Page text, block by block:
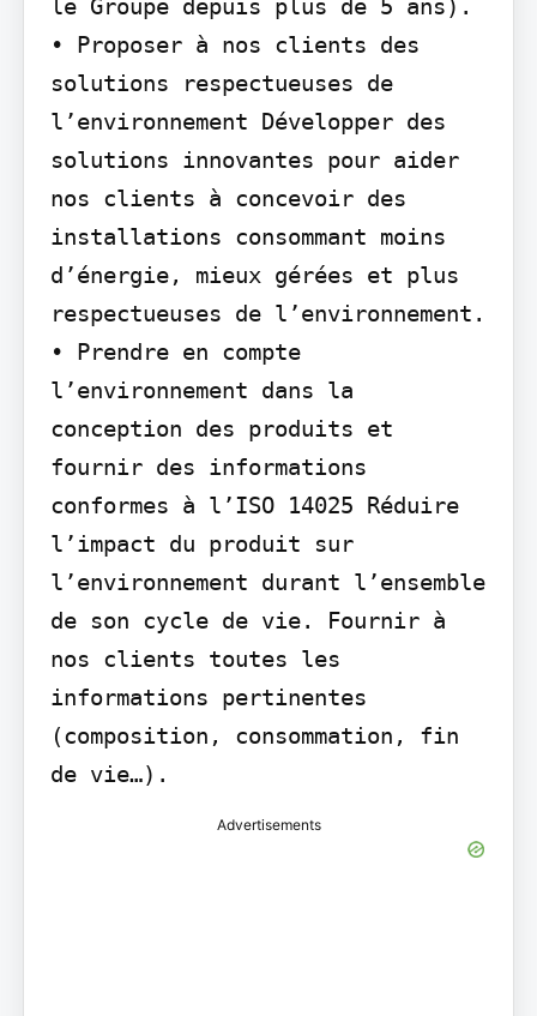
le Groupe depuis plus de 5 ans).
• Proposer à nos clients des
solutions respectueuses de
l’environnement Développer des
solutions innovantes pour aider
nos clients à concevoir des
installations consommant moins
d’énergie, mieux gérées et plus
respectueuses de l’environnement.
• Prendre en compte
l’environnement dans la
conception des produits et
fournir des informations
conformes à l’ISO 14025 Réduire
l’impact du produit sur
l’environnement durant l’ensemble
de son cycle de vie. Fournir à
nos clients toutes les
informations pertinentes
(composition, consommation, fin
de vie…).
Advertisements